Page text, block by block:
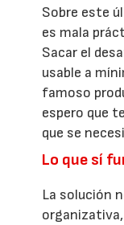
Sobre este
es mala
Sacar el
usable a
famoso
espero que
que se
Lo que sí
La solución